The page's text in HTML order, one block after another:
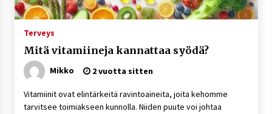
Terveys
Mitä vitamiineja kannattaa syödä?
Mikko 2 vuotta sitten
Vitamiinit ovat elintärkeitä ravintoaineita, joita kehomme
tarvitsee toimiakseen kunnolla. Niiden puute voi johtaa